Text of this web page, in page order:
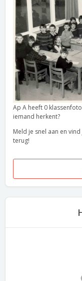
Ap A heeft 0
iemand herkent?
Meld je snel aan en
terug!